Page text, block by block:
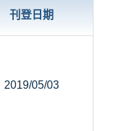
刊登日期
2019/05/03